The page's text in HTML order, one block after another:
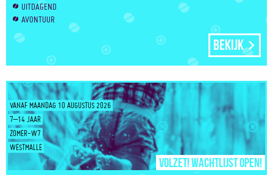
UITDAGEND
AVONTUUR
Bekijk
VANAF MAANDAG 10 AUGUSTUS 2026
7–14 JAAR
ZOMER-W7
WESTMALLE
Volzet! Wachtlijst open!